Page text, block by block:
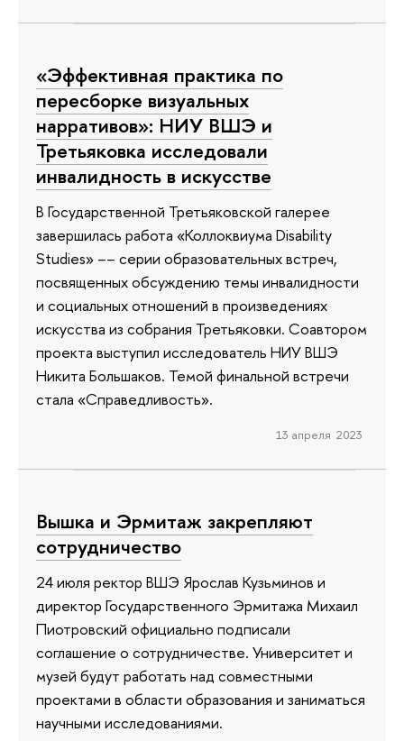
«Эффективная практика по
пересборке визуальных
нарративов»: НИУ ВШЭ и
Третьяковка исследовали
инвалидность в искусстве
В Государственной Третьяковской галерее
завершилась работа «Коллоквиума Disability
Studies» –– серии образовательных встреч,
посвященных обсуждению темы инвалидности
и социальных отношений в произведениях
искусства из собрания Третьяковки. Соавтором
проекта выступил исследователь НИУ ВШЭ
Никита Большаков. Темой финальной встречи
стала «Справедливость».
13 апреля 2023
Вышка и Эрмитаж закрепляют
сотрудничество
24 июля ректор ВШЭ Ярослав Кузьминов и
директор Государственного Эрмитажа Михаил
Пиотровский официально подписали
соглашение о сотрудничестве. Университет и
музей будут работать над совместными
проектами в области образования и заниматься
научными исследованиями.